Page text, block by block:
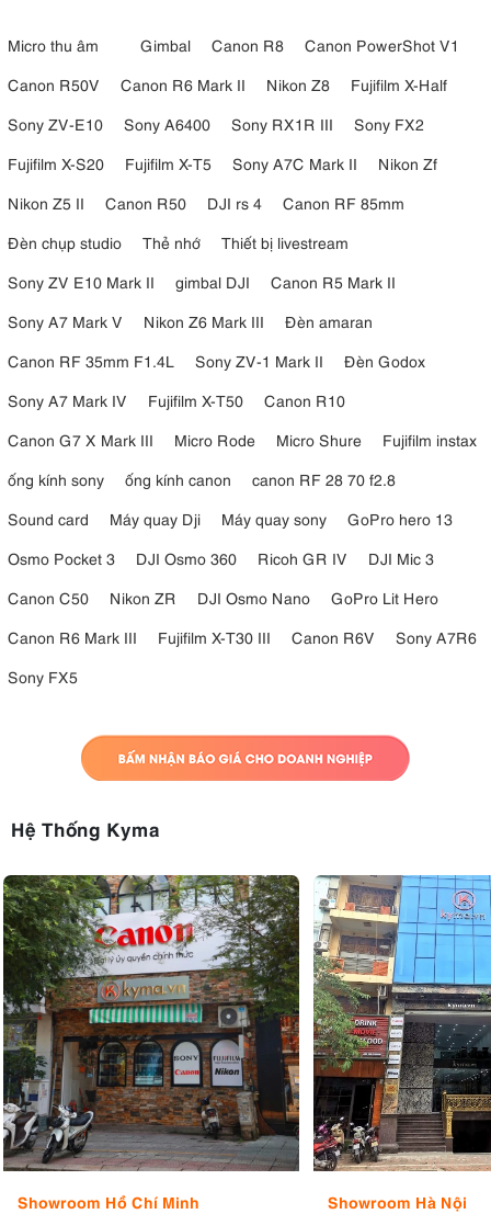
Micro thu âm Gimbal Canon R8
Canon PowerShot V1
Canon R50V
Canon R6 Mark II Nikon Z8
Fujifilm X-Half
Sony ZV-E10
Sony A6400 Sony RX1R III
Sony FX2
Fujifilm X-S20
Fujifilm X-T5 Sony A7C Mark II
Nikon Zf
Nikon Z5 II
Canon R50 DJI rs 4
Canon RF 85mm
Đèn chụp studio
Thẻ nhớ
Thiết bị livestream
Sony ZV E10 Mark II
gimbal DJI
Canon R5 Mark II
Sony A7 Mark V
Nikon Z6 Mark III
Đèn amaran
Canon RF 35mm F1.4L
Sony ZV-1 Mark II
Đèn Godox
Sony A7 Mark IV
Fujifilm X-T50
Canon R10
Canon G7 X Mark III
Micro Rode Micro Shure
Fujifilm instax
ống kính sony
ống kính canon
canon RF 28 70 f2.8
Sound card
Máy quay Dji Máy quay sony
GoPro hero 13
Osmo Pocket 3
DJI Osmo 360 Ricoh GR IV
DJI Mic 3
Canon C50
Nikon ZR DJI Osmo Nano
GoPro Lit Hero
Canon R6 Mark III
Fujifilm X-T30 III Canon R6V
Sony A7R6
Sony FX5
Hệ Thống Kyma
Showroom Hồ Chí Minh Showroom Hà Nội